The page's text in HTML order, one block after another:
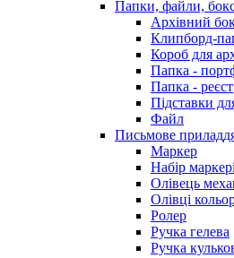
Папки, файли,
Архівний
Клипборд-
Короб для
Папка -
Папка -
Підставки
Файл
Письмове
Маркер
Набір
Олівець
Олівці
Ролер
Ручка гелева
Ручка